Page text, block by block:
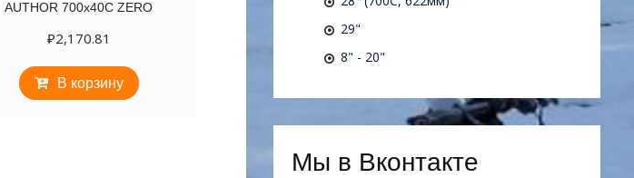
AUTHOR 700х40C ZERO
₽2,170.81
В корзину
29"
8" - 20"
Мы в Вконтакте